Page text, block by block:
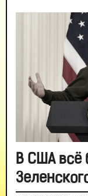
В США всё